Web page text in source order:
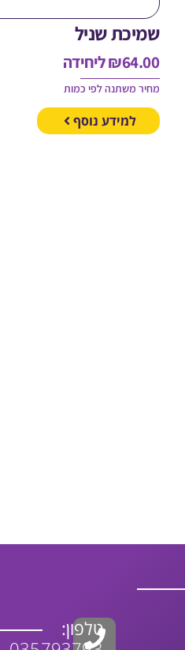
שמיכת שניל
₪64.00 ליחידה
מחיר משתנה לפי כמות
למידע נוסף
טלפון: